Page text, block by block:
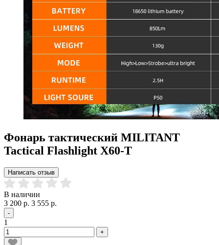
Фонарь тактический MILITANT
Tactical Flashlight X60-T
Написать отзыв
В наличии
3 200 р. 3 555 р.
-
1
+